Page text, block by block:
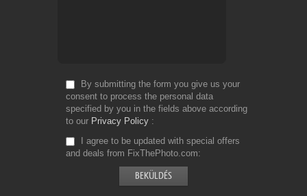
By submitting the form you give us your
consent to process the personal data
specified by you in the fields above according
to our Privacy Policy
I agree to be updated with special offers
and deals from FixThePhoto.com